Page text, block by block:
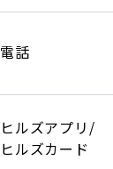
電話
ヒルズアプリ/
ヒルズカード